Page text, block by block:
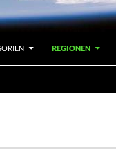
REGIONEN